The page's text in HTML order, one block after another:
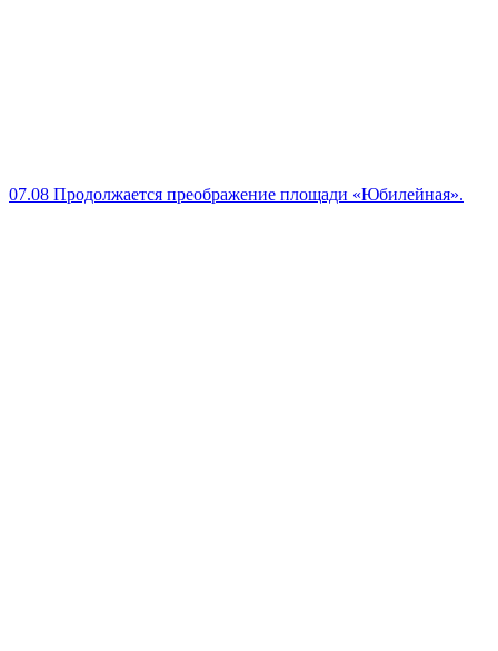
07.08 Продолжается преображение площади «Юбилейная».